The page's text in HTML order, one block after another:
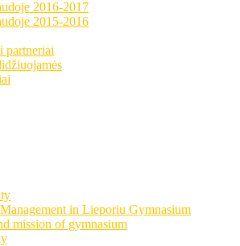
2016-2017
2015-2016
partneriai
in Lieporiu Gymnasium
mission of gymnasium